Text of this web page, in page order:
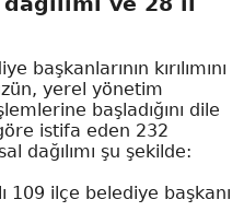
başkanlarının kırılımını
yerel yönetim
başladığını dile
istifa eden 232
dağılımı şu şekilde:
109 ilçe belediye başkanı